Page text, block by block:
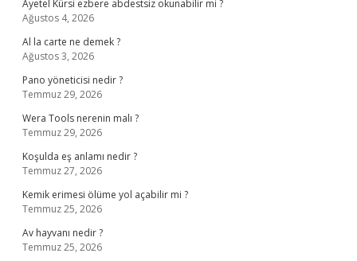
Ayetel Kürsi ezbere abdestsiz okunabilir mi ?
Ağustos 4, 2026
Al la carte ne demek ?
Ağustos 3, 2026
Pano yöneticisi nedir ?
Temmuz 29, 2026
Wera Tools nerenin malı ?
Temmuz 29, 2026
Koşulda eş anlamı nedir ?
Temmuz 27, 2026
Kemik erimesi ölüme yol açabilir mi ?
Temmuz 25, 2026
Av hayvanı nedir ?
Temmuz 25, 2026